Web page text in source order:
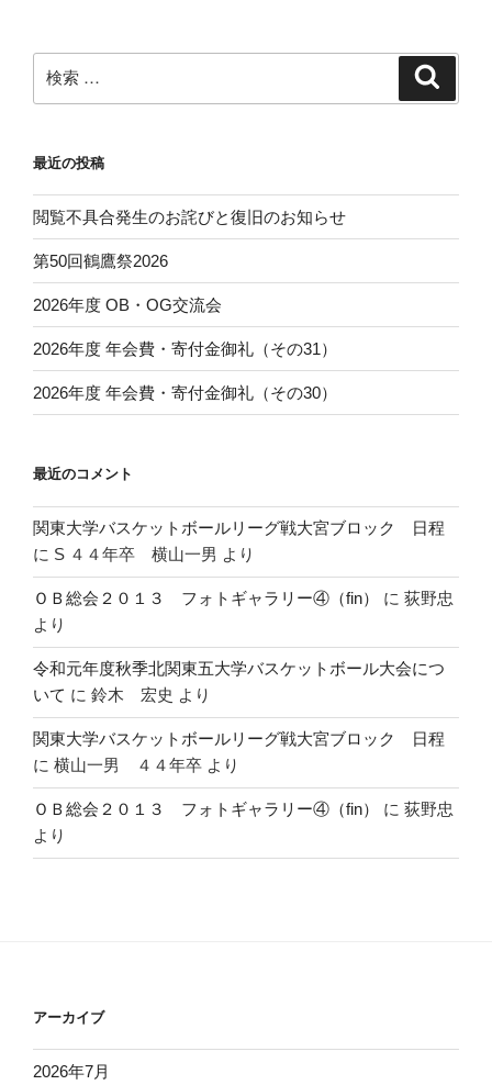
ー
ジ
り
ジ
索:
最近の投稿
閲覧不具合発生のお詫びと復旧のお知らせ
第50回鶴鷹祭2026
2026年度 OB・OG交流会
2026年度 年会費・寄付金御礼（その31）
2026年度 年会費・寄付金御礼（その30）
最近のコメント
関東大学バスケットボールリーグ戦大宮ブロック 日程
に S ４４年卒 横山一男 より
ＯＢ総会２０１３ フォトギャラリー④（fin） に 荻野忠
より
令和元年度秋季北関東五大学バスケットボール大会につ
いて に 鈴木 宏史 より
関東大学バスケットボールリーグ戦大宮ブロック 日程
に 横山一男 ４４年卒 より
ＯＢ総会２０１３ フォトギャラリー④（fin） に 荻野忠
より
アーカイブ
2026年7月